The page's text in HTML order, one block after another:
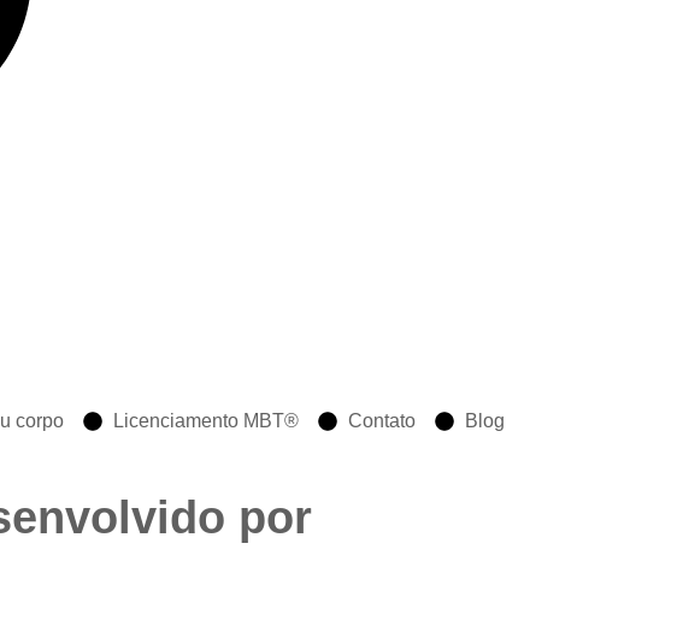
corpo Licenciamento MBT® Contato Blog
por